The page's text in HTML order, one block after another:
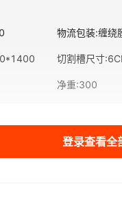
物流包装:缠绕
切割槽尺寸:
净重:300
登录查看全